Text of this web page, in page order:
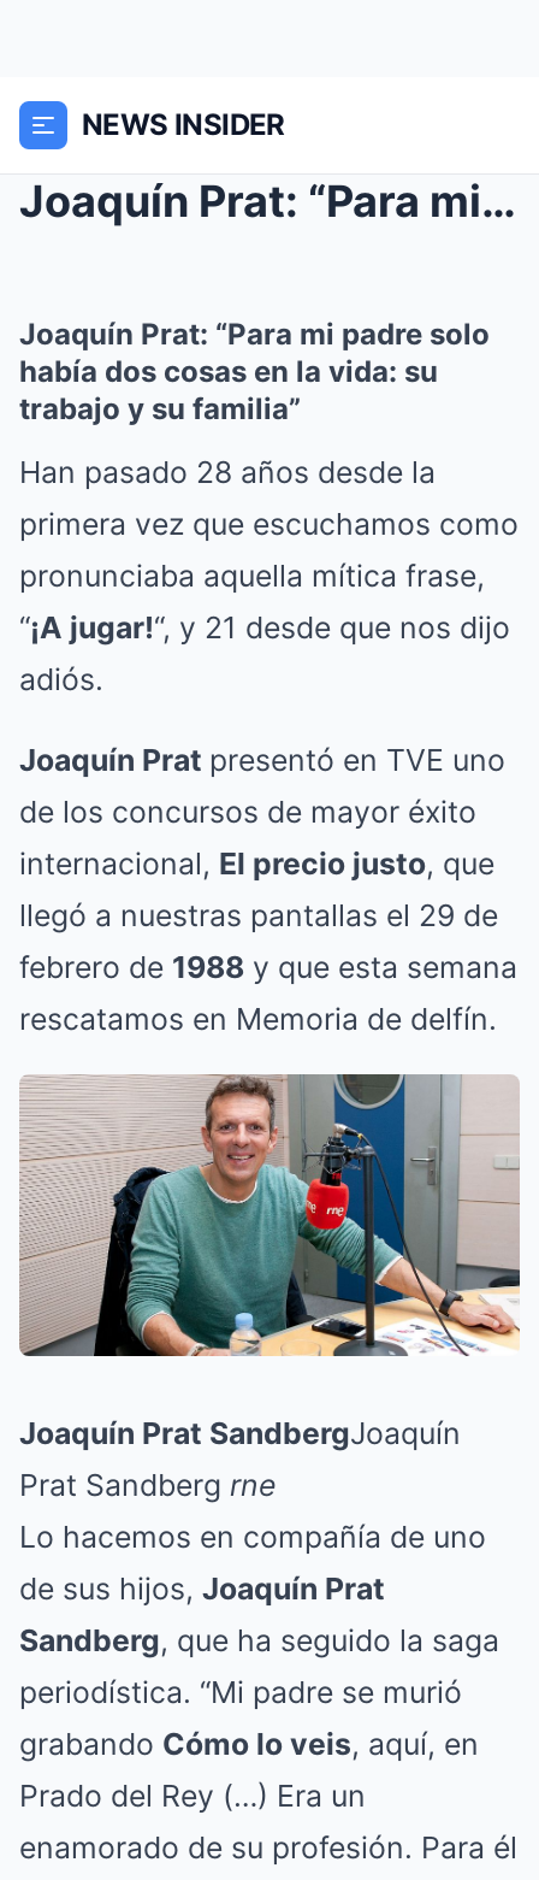
NEWS INSIDER
Joaquín Prat: “Para mi padre solo había dos ...
Joaquín Prat: “Para mi padre solo
había dos cosas en la vida: su
trabajo y su familia”
Han pasado 28 años desde la
primera vez que escuchamos como
pronunciaba aquella mítica frase,
“¡A jugar!“, y 21 desde que nos dijo
adiós.
Joaquín Prat presentó en TVE uno
de los concursos de mayor éxito
internacional, El precio justo, que
llegó a nuestras pantallas el 29 de
febrero de 1988 y que esta semana
rescatamos en Memoria de delfín.
Joaquín Prat SandbergJoaquín
Prat Sandberg rne
Lo hacemos en compañía de uno
de sus hijos, Joaquín Prat
Sandberg, que ha seguido la saga
periodística. “Mi padre se murió
grabando Cómo lo veis, aquí, en
Prado del Rey (…) Era un
enamorado de su profesión. Para él